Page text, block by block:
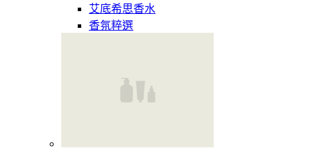
艾底希思香水
香氛粹選